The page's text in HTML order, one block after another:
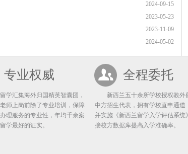
2024-09-15
2023-05-23
2023-11-09
2024-05-02
专业权威
汇集海外归国精英智囊团，
师上岗前除了专业培训，保障
理服务的专业性，年均千余案
学最好的证实。
全程委托
新西兰五十余所学校授权教外
中方招生代表，拥有学校直申通道
并实施《新西兰留学入学评估系统
接校方数据库提高入学准确率。